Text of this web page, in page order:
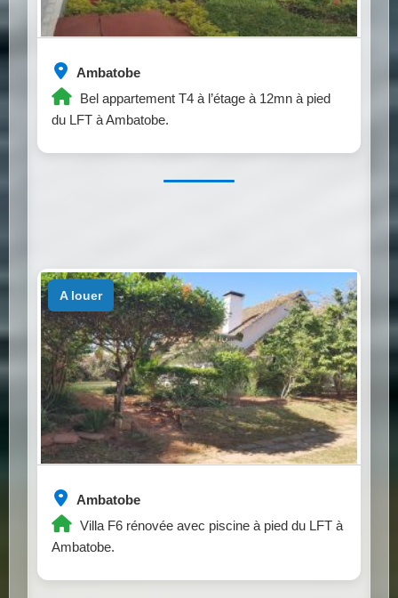
Ambatobe
Bel appartement T4 à l’étage à 12mn à pied
du LFT à Ambatobe.
Ambatobe
Villa F6 rénovée avec piscine à pied du LFT à
Ambatobe.
a louer